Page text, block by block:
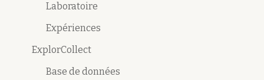
Laboratoire
Expériences
ExplorCollect
Base de données